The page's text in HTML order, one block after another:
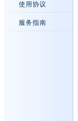
使用协议
服务指南